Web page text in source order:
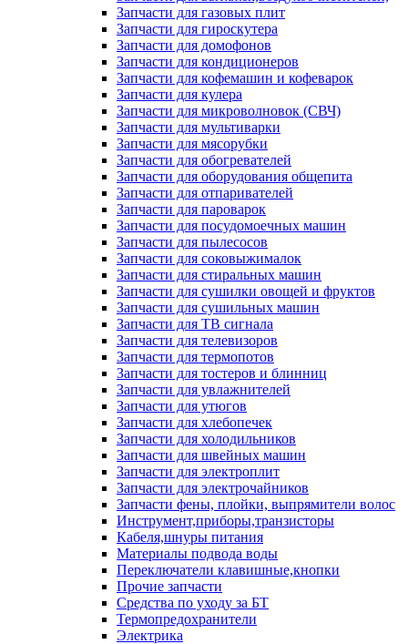
Запчасти для газовых плит
Запчасти для гироскутера
Запчасти для домофонов
Запчасти для кондиционеров
Запчасти для кофемашин и кофеварок
Запчасти для кулера
Запчасти для микроволновок (СВЧ)
Запчасти для мультиварки
Запчасти для мясорубки
Запчасти для обогревателей
Запчасти для оборудования общепита
Запчасти для отпаривателей
Запчасти для пароварок
Запчасти для посудомоечных машин
Запчасти для пылесосов
Запчасти для соковыжималок
Запчасти для стиральных машин
Запчасти для сушилки овощей и фруктов
Запчасти для сушильных машин
Запчасти для ТВ сигнала
Запчасти для телевизоров
Запчасти для термопотов
Запчасти для тостеров и блинниц
Запчасти для увлажнителей
Запчасти для утюгов
Запчасти для хлебопечек
Запчасти для холодильников
Запчасти для швейных машин
Запчасти для электроплит
Запчасти для электрочайников
Запчасти фены, плойки, выпрямители волос
Инструмент,приборы,транзисторы
Кабеля,шнуры питания
Материалы подвода воды
Переключатели клавишные,кнопки
Прочие запчасти
Средства по уходу за БТ
Термопредохранители
Электрика